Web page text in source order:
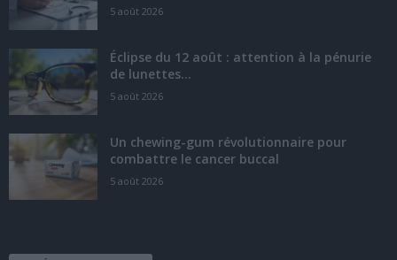
5 août 2026
Éclipse du 12 août : attention à la pénurie
de lunettes...
5 août 2026
Un chewing-gum révolutionnaire pour
combattre le cancer buccal
5 août 2026